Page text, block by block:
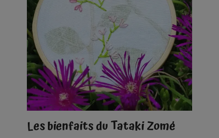
Les bienfaits du Tataki Zomé